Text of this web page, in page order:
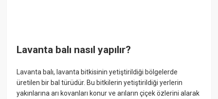
Lavanta balı nasıl yapılır?
Lavanta balı, lavanta bitkisinin yetiştirildiği bölgelerde
üretilen bir bal türüdür. Bu bitkilerin yetiştirildiği yerlerin
yakınlarına arı kovanları konur ve arıların çiçek özlerini alarak